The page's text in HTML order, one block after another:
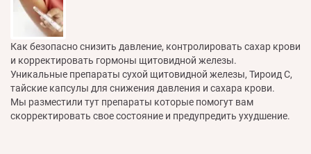
Как безопасно снизить давление, контролировать сахар крови
и корректировать гормоны щитовидной железы.
Уникальные препараты сухой щитовидной железы, Тироид С,
тайские капсулы для снижения давления и сахара крови.
Мы разместили тут препараты которые помогут вам
скорректировать свое состояние и предупредить ухудшение.